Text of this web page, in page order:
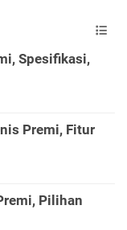
Spesifikasi,
Premi, Fitur
Pilihan